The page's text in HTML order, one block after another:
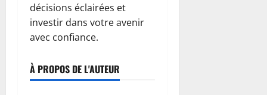
décisions éclairées et
investir dans votre avenir
avec confiance.
À PROPOS DE L'AUTEUR